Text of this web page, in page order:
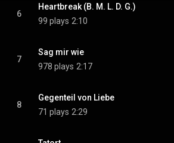
6
Heartbreak (B. M. L. D. G.)
99 plays 2:10
7
Sag mir wie
978 plays 2:17
8
Gegenteil von Liebe
71 plays 2:29